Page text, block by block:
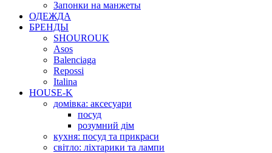
Запонки на манжеты
ОДЕЖДА
БРЕНДЫ
SHOUROUK
Asos
Balenciaga
Repossi
Italina
HOUSE-K
домівка: аксесуари
посуд
розумний дім
кухня: посуд та прикраси
світло: ліхтарики та лампи